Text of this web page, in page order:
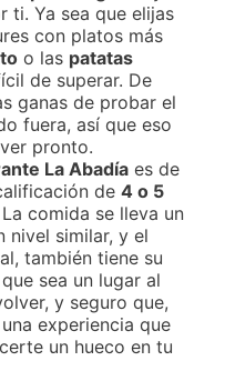
ti. Ya sea que elijas
con platos más
o las patatas
de superar. De
ganas de probar el
fuera, así que eso
pronto.
La Abadía es de
de 4 o 5
comida se lleva un
nivel similar, y el
también tiene su
sea un lugar al
y seguro que,
experiencia que
un hueco en tu